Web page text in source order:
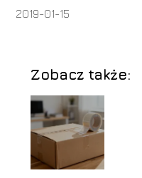
2019-01-15
Zobacz także: